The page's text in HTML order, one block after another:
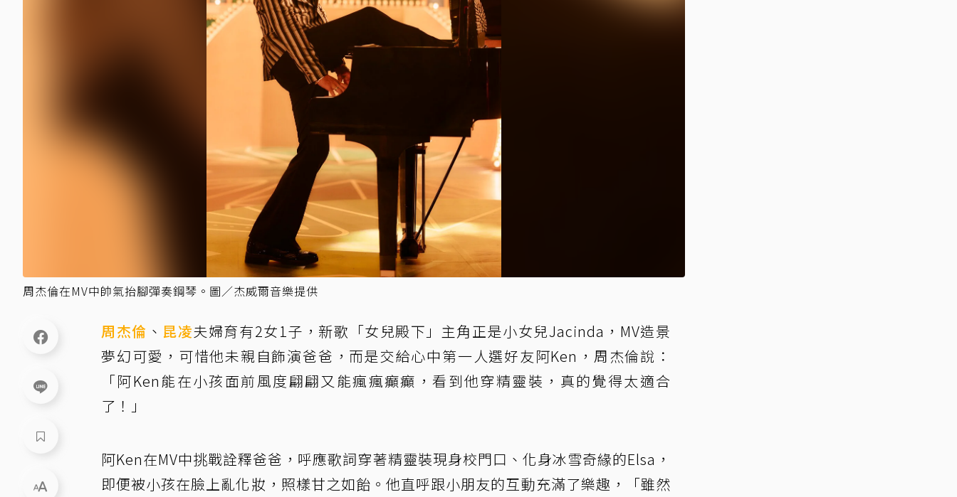
周杰倫在MV中帥氣抬腳彈奏鋼琴。圖／杰威爾音樂提供
周杰倫 、 昆凌夫婦育有2女1子，新歌「女兒殿下」主角正是小女兒Jacinda，MV造景
夢幻可愛，可惜他未親自飾演爸爸，而是交給心中第一人選好友阿Ken，周杰倫說：
「阿Ken能在小孩面前風度翩翩又能瘋瘋癲癲，看到他穿精靈裝，真的覺得太適合
了！」
阿Ken在MV中挑戰詮釋爸爸，呼應歌詞穿著精靈裝現身校門口、化身冰雪奇緣的Elsa，
即便被小孩在臉上亂化妝，照樣甘之如飴。他直呼跟小朋友的互動充滿了樂趣，「雖然